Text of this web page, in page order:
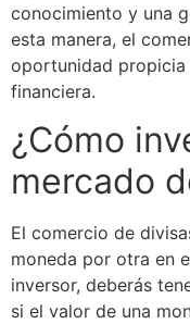
conocimiento y una
esta manera, el
oportunidad
financiera.
¿Cómo
mercado
El comercio de
moneda por otra en
inversor, deberás
si el valor de una